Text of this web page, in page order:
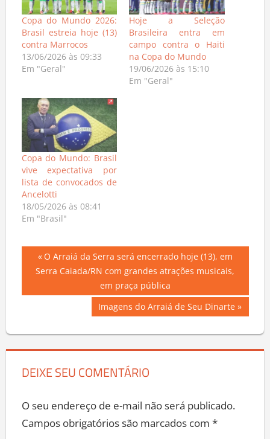
Copa do Mundo 2026:
Brasil estreia hoje (13)
contra Marrocos
13/06/2026 às 09:33
Em "Geral"
Hoje a Seleção
Brasileira entra em
campo contra o Haiti
na Copa do Mundo
19/06/2026 às 15:10
Em "Geral"
Copa do Mundo: Brasil
vive expectativa por
lista de convocados de
Ancelotti
18/05/2026 às 08:41
Em "Brasil"
Navegação
de
Previous
Post:
O Arraiá da Serra será encerrado hoje (13), em
Serra Caiada/RN com grandes atrações musicais,
em praça pública
Next
Post:
Imagens do Arraiá de Seu Dinarte
DEIXE SEU COMENTÁRIO
O seu endereço de e-mail não será publicado.
Campos obrigatórios são marcados com *